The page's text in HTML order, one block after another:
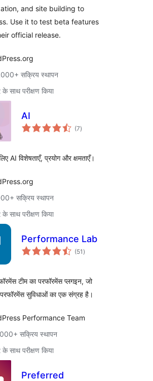
and site building to
Use it to test beta features
official release.
सक्रिय स्थापन
साथ परीक्षण किया
AI
(7कुल
दर)
AI विशेषताएँ, प्रयोग और क्षमताएँ।
सक्रिय स्थापन
साथ परीक्षण किया
Performance Lab
(51 कुल
दर)
टीम का परफॉरमेंस प्लगइन, जो
सुविधाओं का एक संग्रह है।
Performance Team
सक्रिय स्थापन
साथ परीक्षण किया
Preferred